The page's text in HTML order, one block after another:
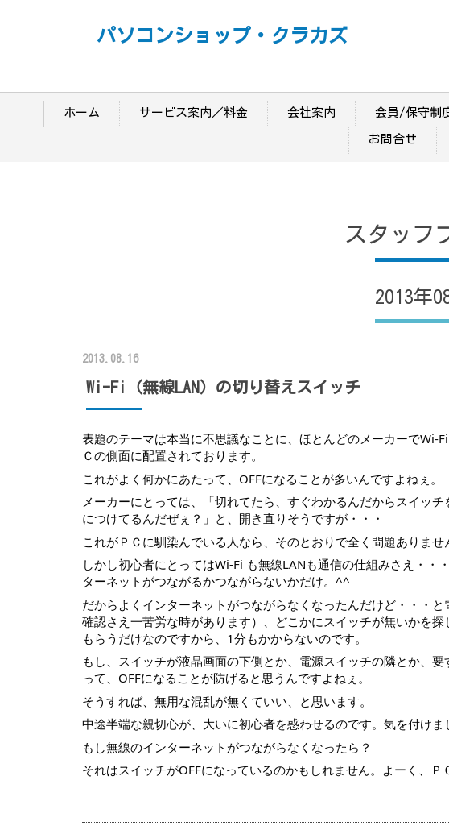
パソコンショップ・クラカズ
ホーム サービス案内／料金 会社案内 会員/保守制
お問合せ
スタッフ
2013年
2013.08.16
Wi-Fi（無線LAN）の切り替えスイッチ
表題のテーマは本当に不思議なことに、ほとんどのメーカーでWi-
Ｃの側面に配置されております。
これがよく何かにあたって、OFFになることが多いんですよねぇ。
メーカーにとっては、「切れてたら、すぐわかるんだからスイッ
につけてるんだぜぇ？」と、開き直りそうですが・・・
これがＰＣに馴染んでいる人なら、そのとおりで全く問題ありませ
しかし初心者にとってはWi-Fi も無線LANも通信の仕組みさえ・
ターネットがつながるかつながらないかだけ。^^
だからよくインターネットがつながらなくなったんだけど・・・
確認さえ一苦労な時があります）、どこかにスイッチが無いかを
もらうだけなのですから、1分もかからないのです。
もし、スイッチが液晶画面の下側とか、電源スイッチの隣とか、
って、OFFになることが防げると思うんですよねぇ。
そうすれば、無用な混乱が無くていい、と思います。
中途半端な親切心が、大いに初心者を惑わせるのです。気を付けま
もし無線のインターネットがつながらなくなったら？
それはスイッチがOFFになっているのかもしれません。よーく、Ｐ